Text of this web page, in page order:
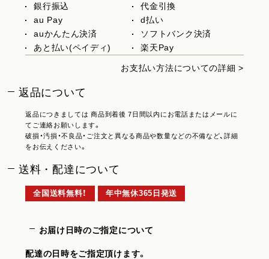
銀行振込
代金引換
au Pay
d払い
auかんたん決済
ソフトバンク決済
あと払い(ペイディ)
楽天Pay
お支払い方法についての詳細 >
返品について
返品につきましては 商品到着後 7日間以内にお電話またはメールに
てご連絡お願いします。
破損・汚損・不良品・ご注文と異なる商品や数量などの不備など、詳細
をお伝えください。
送料・配達について
全国送料無料！ 年中無休365日発送
お届け日時のご指定について
配達の日時をご指定頂けます。